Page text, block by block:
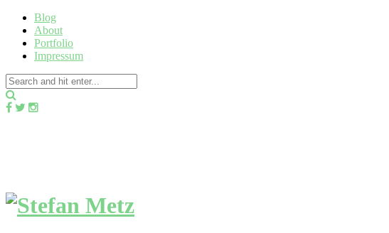
Blog
About
Portfolio
Impressum